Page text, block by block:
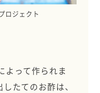
ロジェクト
よって作られま
たてのお酢は、